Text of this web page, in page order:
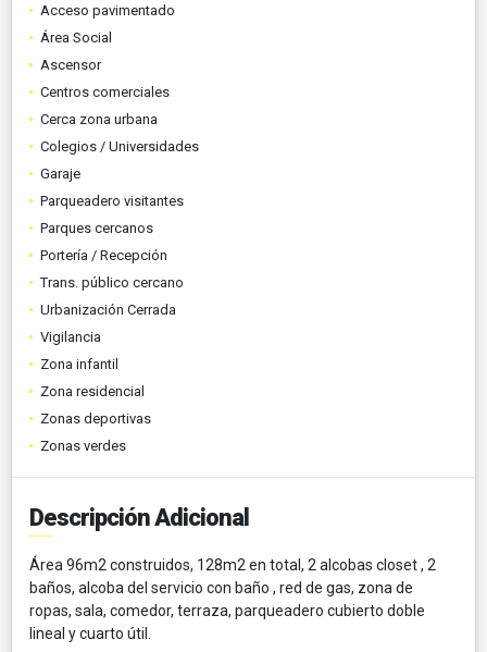
Acceso pavimentado
Área Social
Ascensor
Centros comerciales
Cerca zona urbana
Colegios / Universidades
Garaje
Parqueadero visitantes
Parques cercanos
Portería / Recepción
Trans. público cercano
Urbanización Cerrada
Vigilancia
Zona infantil
Zona residencial
Zonas deportivas
Zonas verdes
Descripción Adicional
Área 96m2 construidos, 128m2 en total, 2 alcobas closet , 2
baños, alcoba del servicio con baño , red de gas, zona de
ropas, sala, comedor, terraza, parqueadero cubierto doble
lineal y cuarto útil.